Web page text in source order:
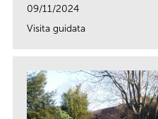
09/11/2024
Visita guidata